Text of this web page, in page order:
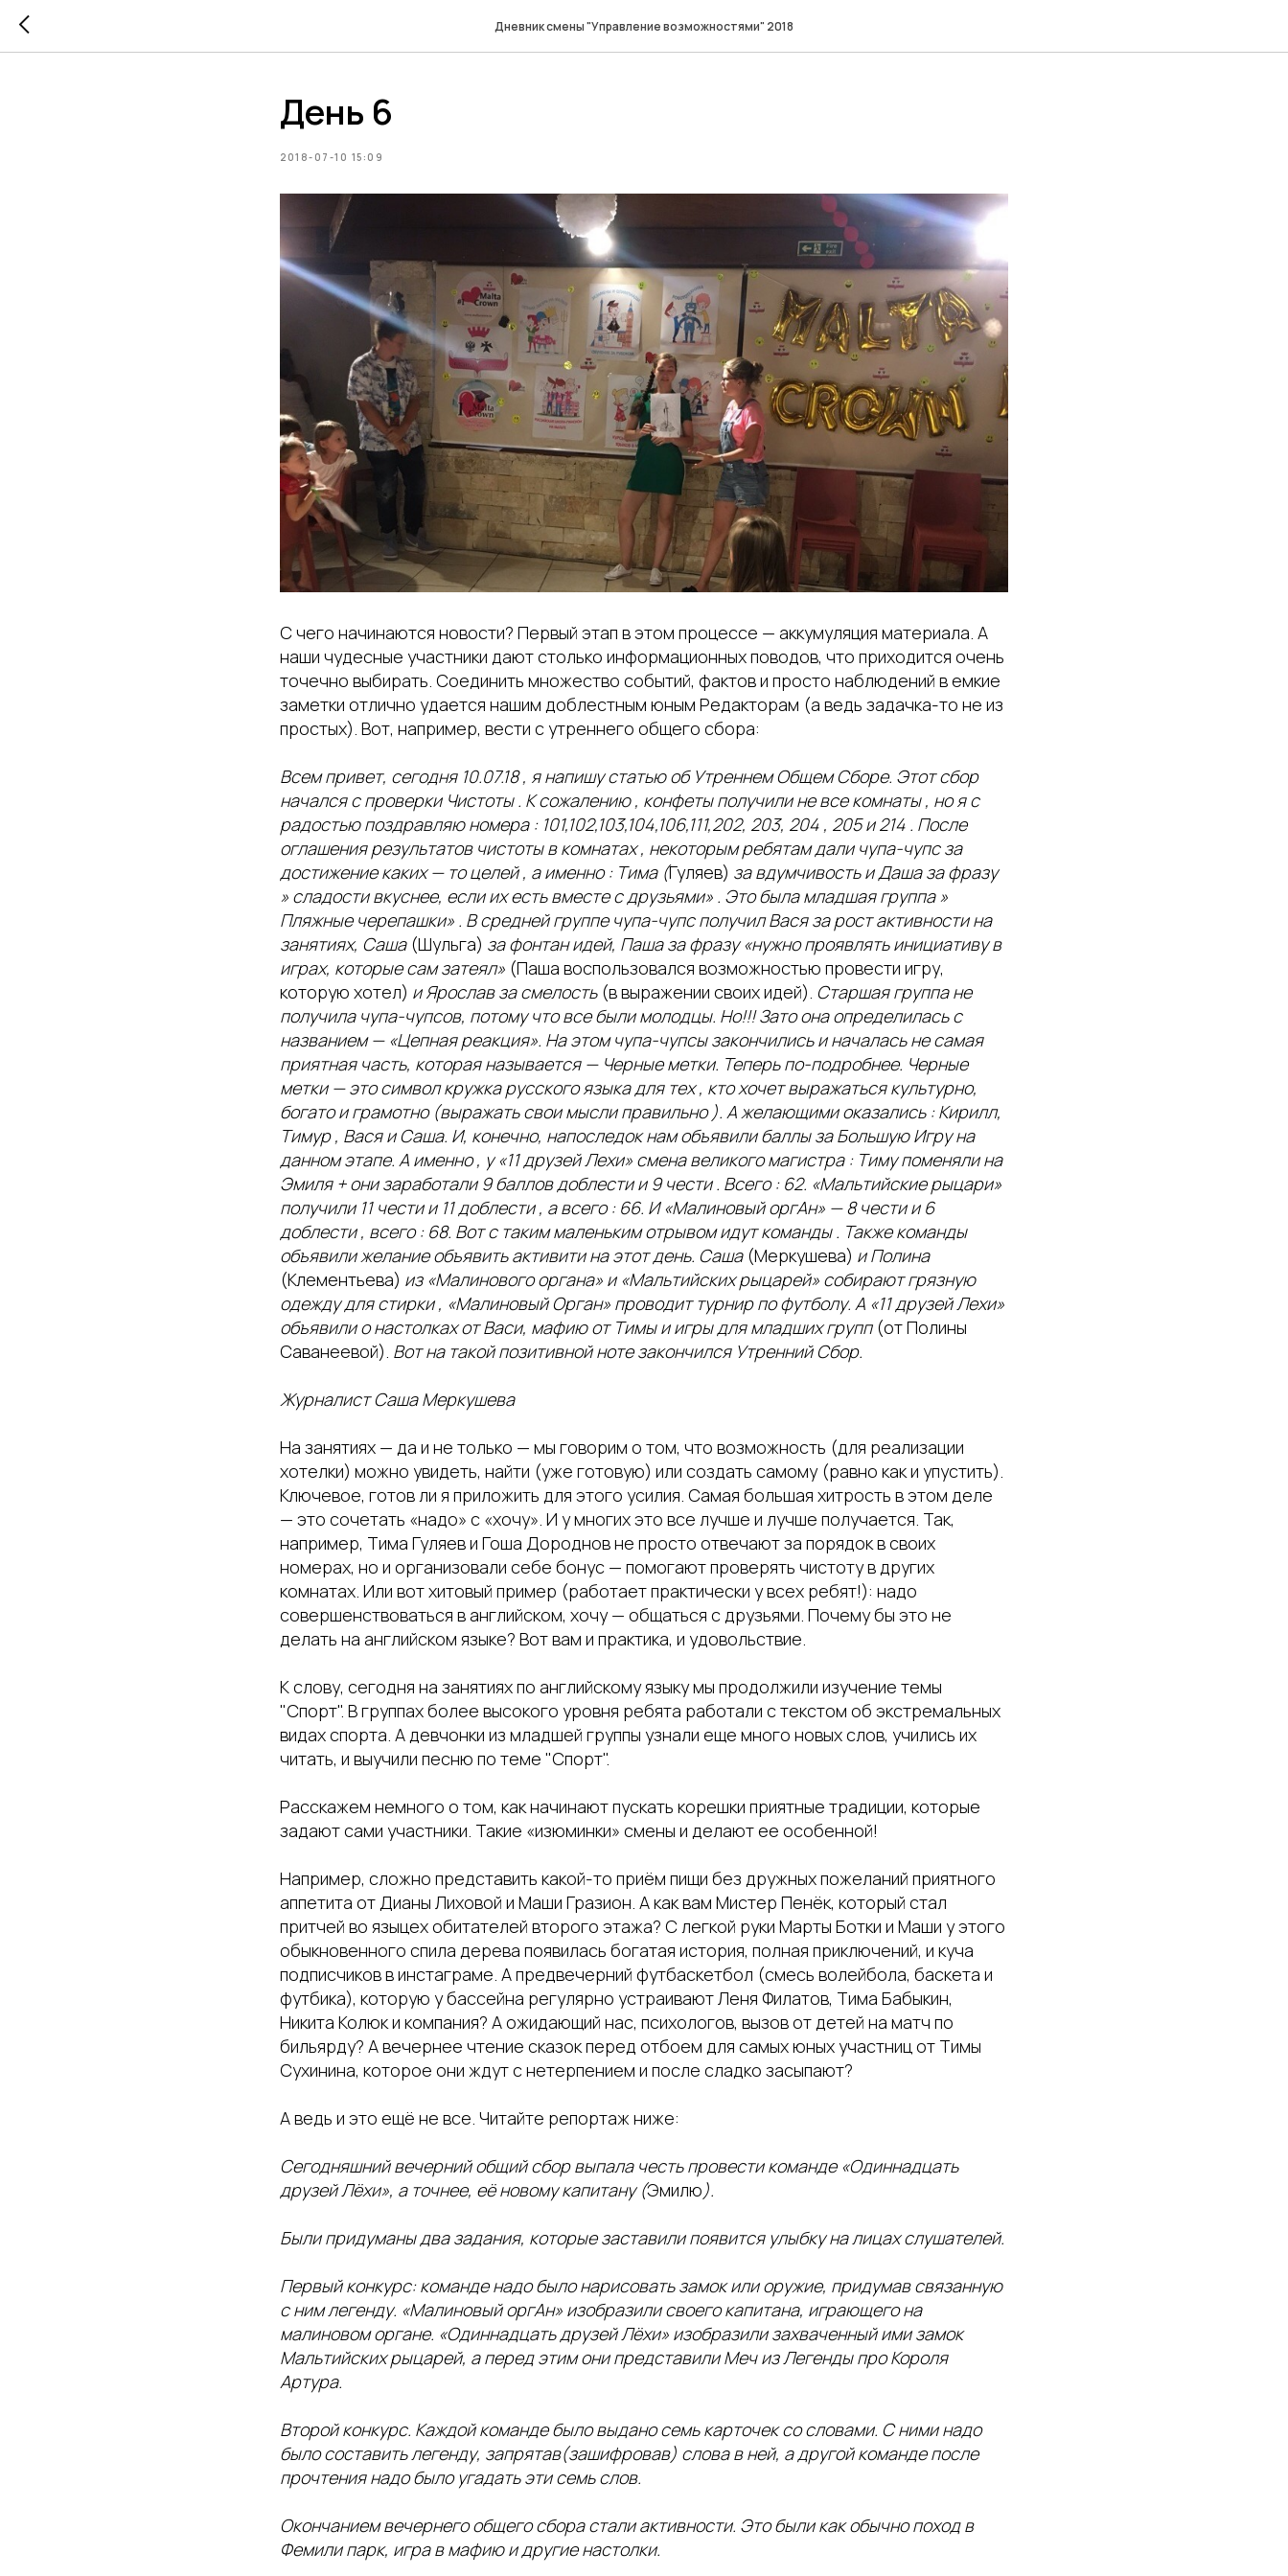
Дневник смены "Управление возможностями" 2018
День 6
2018-07-10 15:09
С чего начинаются новости? Первый этап в этом процессе — аккумуляция материала. А
наши чудесные участники дают столько информационных поводов, что приходится очень
точечно выбирать. Соединить множество событий, фактов и просто наблюдений в емкие
заметки отлично удается нашим доблестным юным Редакторам (а ведь задачка-то не из
простых). Вот, например, вести с утреннего общего сбора:
Всем привет, сегодня 10.07.18 , я напишу статью об Утреннем Общем Сборе. Этот сбор
начался с проверки Чистоты . К сожалению , конфеты получили не все комнаты , но я с
радостью поздравляю номера : 101,102,103,104,106,111,202, 203, 204 , 205 и 214 . После
оглашения результатов чистоты в комнатах , некоторым ребятам дали чупа-чупс за
достижение каких — то целей , а именно : Тима (Гуляев) за вдумчивость и Даша за фразу
» сладости вкуснее, если их есть вместе с друзьями» . Это была младшая группа »
Пляжные черепашки» . В средней группе чупа-чупс получил Вася за рост активности на
занятиях, Саша(Шульга) за фонтан идей, Паша за фразу «нужно проявлять инициативу в
играх, которые сам затеял» (Паша воспользовался возможностью провести игру,
которую хотел) и Ярослав за смелость(в выражении своих идей). Старшая группа не
получила чупа-чупсов, потому что все были молодцы. Но!!! Зато она определилась с
названием — «Цепная реакция». На этом чупа-чупсы закончились и началась не самая
приятная часть, которая называется — Черные метки. Теперь по-подробнее. Черные
метки — это символ кружка русского языка для тех , кто хочет выражаться культурно,
богато и грамотно (выражать свои мысли правильно ). А желающими оказались : Кирилл,
Тимур , Вася и Саша. И, конечно, напоследок нам объявили баллы за Большую Игру на
данном этапе. А именно , у «11 друзей Лехи» смена великого магистра : Тиму поменяли на
Эмиля + они заработали 9 баллов доблести и 9 чести . Всего : 62. «Мальтийские рыцари»
получили 11 чести и 11 доблести , а всего : 66. И «Малиновый оргАн» — 8 чести и 6
доблести , всего : 68. Вот с таким маленьким отрывом идут команды . Также команды
объявили желание объявить активити на этот день. Саша(Меркушева) и Полина
(Клементьева) из «Малинового органа» и «Мальтийских рыцарей» собирают грязную
одежду для стирки , «Малиновый Орган» проводит турнир по футболу. А «11 друзей Лехи»
объявили о настолках от Васи, мафию от Тимы и игры для младших групп(от Полины
Саванеевой). Вот на такой позитивной ноте закончился Утренний Сбор.
Журналист Саша Меркушева
На занятиях — да и не только — мы говорим о том, что возможность (для реализации
хотелки) можно увидеть, найти (уже готовую) или создать самому (равно как и упустить).
Ключевое, готов ли я приложить для этого усилия. Самая большая хитрость в этом деле
— это сочетать «надо» с «хочу». И у многих это все лучше и лучше получается. Так,
например, Тима Гуляев и Гоша Дороднов не просто отвечают за порядок в своих
номерах, но и организовали себе бонус — помогают проверять чистоту в других
комнатах. Или вот хитовый пример (работает практически у всех ребят!): надо
совершенствоваться в английском, хочу — общаться с друзьями. Почему бы это не
делать на английском языке? Вот вам и практика, и удовольствие.
К слову, сегодня на занятиях по английскому языку мы продолжили изучение темы
"Спорт". В группах более высокого уровня ребята работали с текстом об экстремальных
видах спорта. А девчонки из младшей группы узнали еще много новых слов, учились их
читать, и выучили песню по теме "Спорт".
Расскажем немного о том, как начинают пускать корешки приятные традиции, которые
задают сами участники. Такие «изюминки» смены и делают ее особенной!
Например, сложно представить какой-то приём пищи без дружных пожеланий приятного
аппетита от Дианы Лиховой и Маши Гразион. А как вам Мистер Пенёк, который стал
притчей во языцех обитателей второго этажа? С легкой руки Марты Ботки и Маши у этого
обыкновенного спила дерева появилась богатая история, полная приключений, и куча
подписчиков в инстаграме. А предвечерний футбаскетбол (смесь волейбола, баскета и
футбика), которую у бассейна регулярно устраивают Леня Филатов, Тима Бабыкин,
Никита Колюк и компания? А ожидающий нас, психологов, вызов от детей на матч по
бильярду? А вечернее чтение сказок перед отбоем для самых юных участниц от Тимы
Сухинина, которое они ждут с нетерпением и после сладко засыпают?
А ведь и это ещё не все. Читайте репортаж ниже:
Сегодняшний вечерний общий сбор выпала честь провести команде «Одиннадцать
друзей Лёхи», а точнее, её новому капитану (Эмилю).
Были придуманы два задания, которые заставили появится улыбку на лицах слушателей.
Первый конкурс: команде надо было нарисовать замок или оружие, придумав связанную
с ним легенду. «Малиновый оргАн» изобразили своего капитана, играющего на
малиновом органе. «Одиннадцать друзей Лёхи» изобразили захваченный ими замок
Мальтийских рыцарей, а перед этим они представили Меч из Легенды про Короля
Артура.
Второй конкурс. Каждой команде было выдано семь карточек со словами. С ними надо
было составить легенду, запрятав(зашифровав) слова в ней, а другой команде после
прочтения надо было угадать эти семь слов.
Окончанием вечернего общего сбора стали активности. Это были как обычно поход в
Фемили парк, игра в мафию и другие настолки.